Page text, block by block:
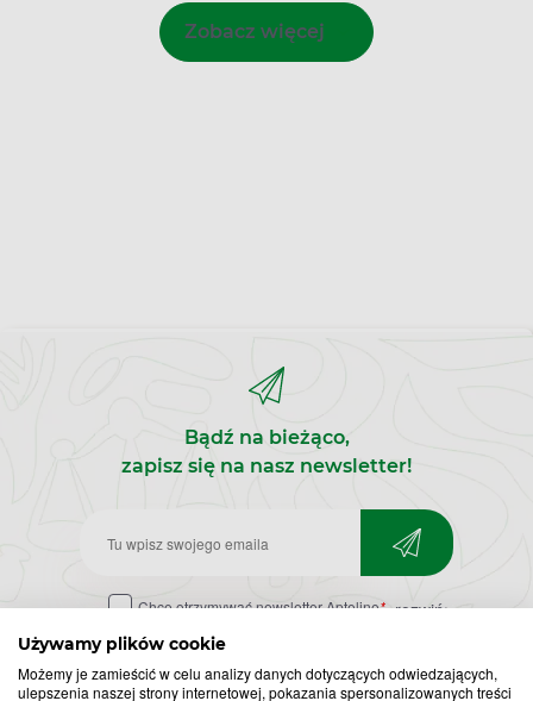
Używamy plików cookie
Możemy je zamieścić w celu analizy danych dotyczących odwiedzających,
ulepszenia naszej strony internetowej, pokazania spersonalizowanych treści
Zobacz więcej
Bądź na bieżąco,
zapisz się na nasz newsletter!
Zapisz
do
newslettera
Chcę otrzymywać newsletter Apteline* rozwiń>